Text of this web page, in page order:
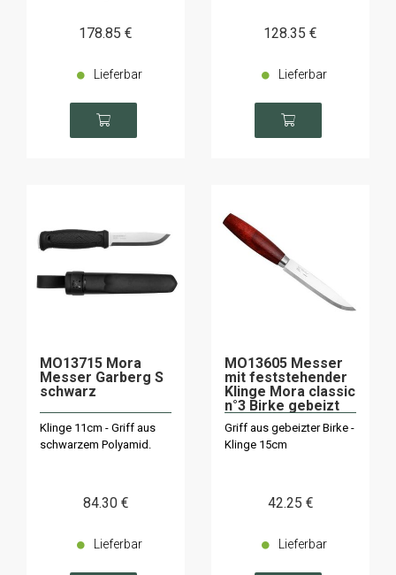
178.85 €
Lieferbar
128.35 €
Lieferbar
MO13715 Mora
Messer Garberg S
schwarz
Klinge 11cm - Griff aus
schwarzem Polyamid.
84.30 €
Lieferbar
MO13605 Messer
mit feststehender
Klinge Mora classic
n°3 Birke gebeizt
Griff aus gebeizter Birke -
Klinge 15cm
42.25 €
Lieferbar